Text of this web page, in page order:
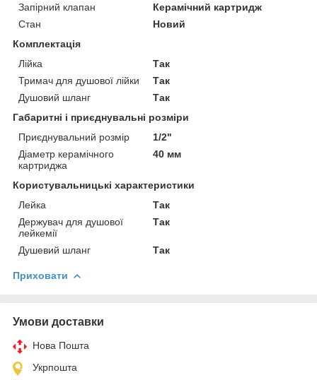
Запірний клапан
Керамічний картридж
Стан
Новий
Комплектація
Лійка
Так
Тримач для душової лійки
Так
Душовий шланг
Так
Габаритні і приєднувальні розміри
Приєднувальний розмір
1/2"
Діаметр керамічного
картриджа
40 мм
Користувальницькі характеристики
Лейка
Так
Держувач для душової
лейкемії
Так
Душевий шланг Так
Приховати
Умови доставки
Нова Пошта
Укрпошта